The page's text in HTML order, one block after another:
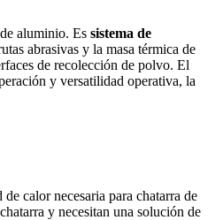
aluminio. Es sistema de
abrasivas y la masa térmica de
de recolección de polvo. El
y versatilidad operativa, la
calor necesaria para chatarra de
y necesitan una solución de